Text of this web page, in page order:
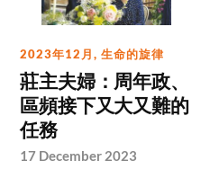
2023年12月,生命的旋律
莊主夫婦：周年政、
區頻接下又大又難的
任務
17 December 2023